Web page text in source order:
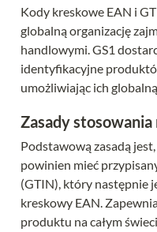
Kody kreskowe EAN i
globalną organizację
handlowymi. GS1
identyfikacyjne
umożliwiając ich
Zasady
Podstawową zasadą
powinien mieć
(GTIN), który następnie
kreskowy EAN.
produktu na całym